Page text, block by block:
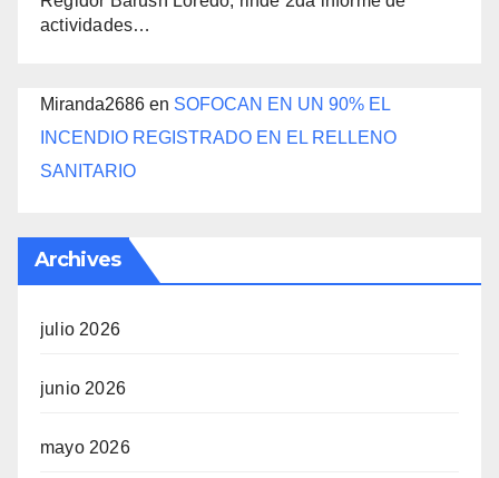
actividades…
Miranda2686 en SOFOCAN EN UN 90% EL
INCENDIO REGISTRADO EN EL RELLENO
SANITARIO
Archives
julio 2026
junio 2026
mayo 2026